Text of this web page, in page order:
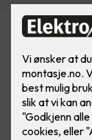
øker krav til
private bygg.
Med et godt og
optimalisere